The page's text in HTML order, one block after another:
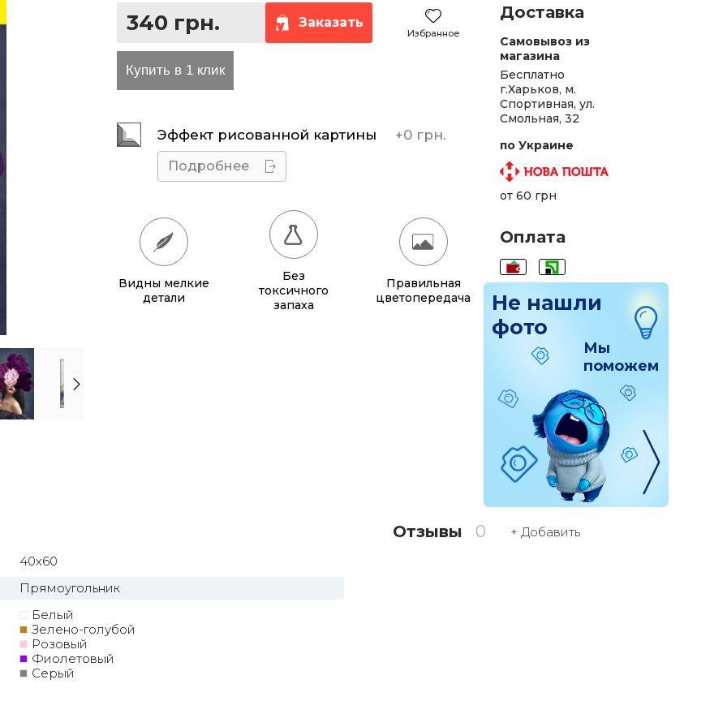
340 грн. Заказать
Избранное
Эффект рисованной картины +0 грн.
Подробнее
Видны мелкие
детали
Без
токсичного
запаха
Правильная
цветопередача
40x60
Прямоугольник
Белый
Зелено-голубой
Розовый
Фиолетовый
Серый
Отзывы 0 + Добавить
Доставка
Самовывоз из
магазина
Бесплатно
г.Харьков, м.
Спортивная, ул.
Смольная, 32
по Украине
от 60 грн
Оплата
Не нашли
фото
Мы
поможем